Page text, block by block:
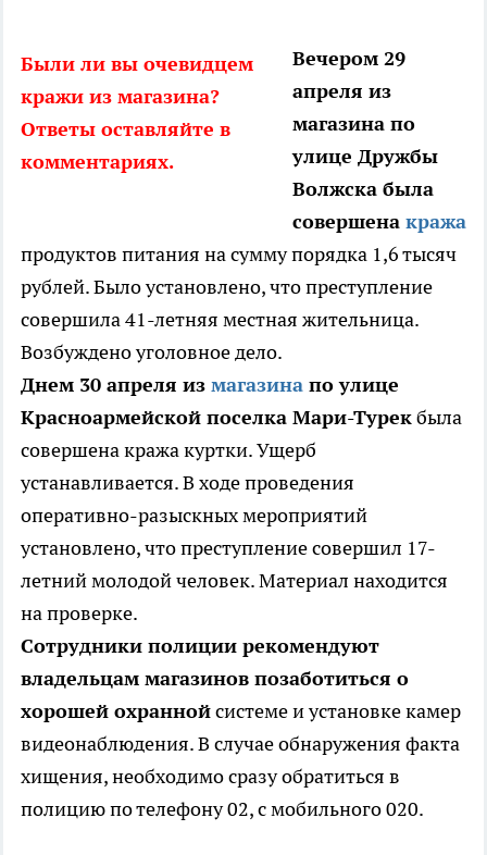
Были ли вы очевидцем
кражи из магазина?
Ответы оставляйте в
комментариях.
Вечером 29
апреля из
магазина по
улице Дружбы
Волжска была
совершена кража
продуктов питания на сумму порядка 1,6 тысяч
рублей. Было установлено, что преступление
совершила 41-летняя местная жительница.
Возбуждено уголовное дело.
Днем 30 апреля из магазина по улице
Красноармейской поселка Мари-Турекбыла
совершена кража куртки. Ущерб
устанавливается. В ходе проведения
оперативно-разыскных мероприятий
установлено, что преступление совершил 17-
летний молодой человек. Материал находится
на проверке.
Сотрудники полиции рекомендуют
владельцам магазинов позаботиться о
хорошей охраннойсистеме и установке камер
видеонаблюдения. В случае обнаружения факта
хищения, необходимо сразу обратиться в
полицию по телефону 02, с мобильного 020.